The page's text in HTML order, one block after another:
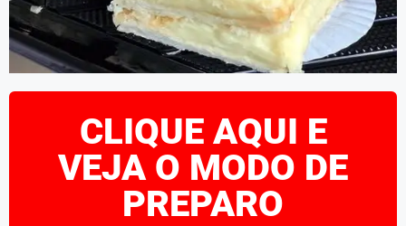
CLIQUE AQUI E
VEJA O MODO DE
PREPARO